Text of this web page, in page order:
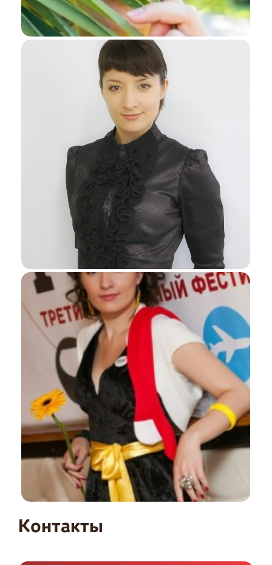
Контакты
Я даю согласие ООО «Империя-Сочи» на обработку моих
персональных данных в целях рассмотрения моего
обращения согласно
Политике обработки персональных
Согласию на обработку персональных данных